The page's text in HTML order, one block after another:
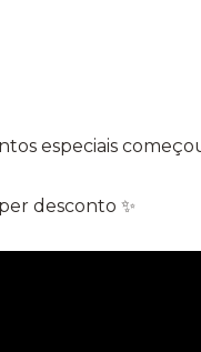
especiais
desconto ✨